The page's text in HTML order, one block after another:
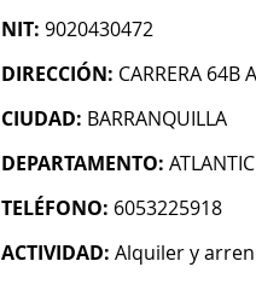
NIT: 9020430472
DIRECCIÓN: CARRERA 64B
CIUDAD: BARRANQUILLA
DEPARTAMENTO:
TELÉFONO: 6053225918
ACTIVIDAD: Alquiler y